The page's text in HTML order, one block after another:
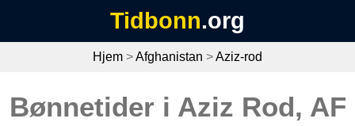
Tidbonn.org
Hjem >Afghanistan >Aziz-rod
Bønnetider i Aziz Rod, AF